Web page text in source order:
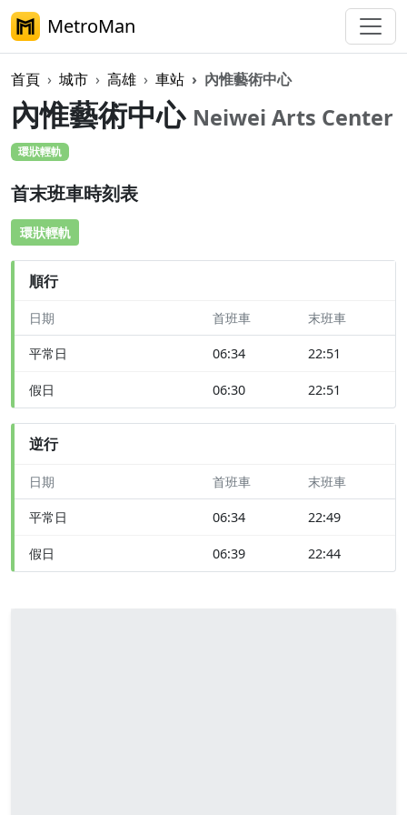
MetroMan
首頁 城市 高雄 車站 內惟藝術中心
內惟藝術中心 Neiwei Arts Center
環狀輕軌
首末班車時刻表
環狀輕軌
順行
日期 首班車 末班車
平常日 06:34 22:51
假日 06:30 22:51
逆行
日期 首班車 末班車
平常日 06:34 22:49
假日 06:39 22:44